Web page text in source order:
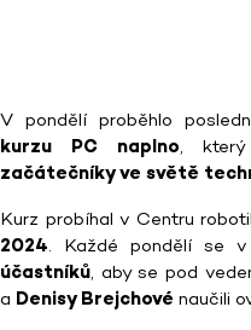
V pondělí proběhlo
kurzu PC naplno ,
začátečníky ve světě
Kurz probíhal v Centru
2024 . Každé pondělí se
účastníků , aby se pod
a Denisy Brejchové naučili